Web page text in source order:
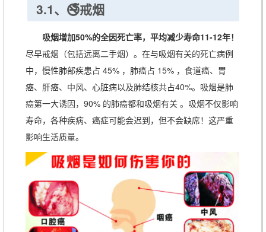
3.1、🚭戒烟
吸烟增加50%的全因死亡率，平均减少寿命11-12年！
尽早戒烟（包括远离二手烟）。在与吸烟有关的死亡病例
中，慢性肺部疾患占 45% ，肺癌占 15% ，食道癌、胃
癌、肝癌、中风、心脏病以及肺结核共占40%。吸烟是肺
癌第一大诱因，90% 的肺癌都和吸烟有关 。吸烟不仅影响
寿命，各种疾病、癌症可能会迟到，但不会缺席！这严重
影响生活质量。